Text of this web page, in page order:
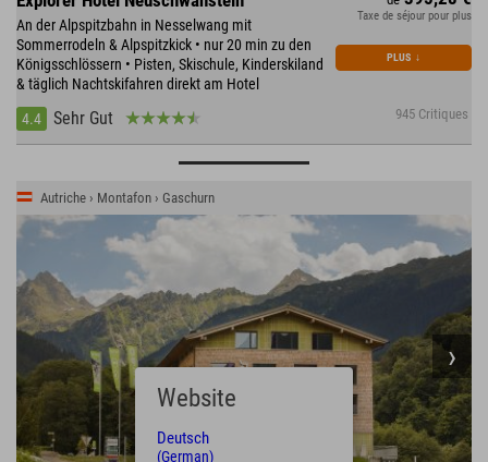
An der Alpspitzbahn in Nesselwang mit
Sommerrodeln & Alpspitzkick • nur 20 min zu den
Königsschlössern • Pisten, Skischule, Kinderskiland
& täglich Nachtskifahren direkt am Hotel
4.4
Sehr Gut 945 Critiques
Taxe de séjour pour plus
PLUS ↓
Autriche › Montafon › Gaschurn
Website
Deutsch
(German)